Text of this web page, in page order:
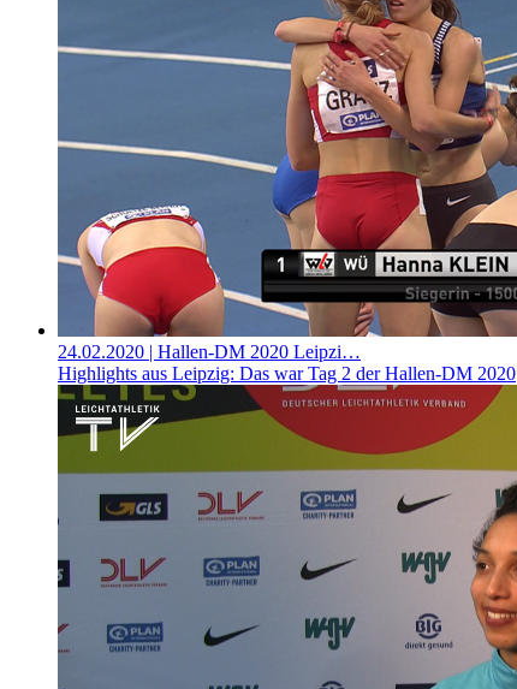
24.02.2020 | Hallen-DM 2020 Leipzi…
Highlights aus Leipzig: Das war Tag 2 der Hallen-DM 2020